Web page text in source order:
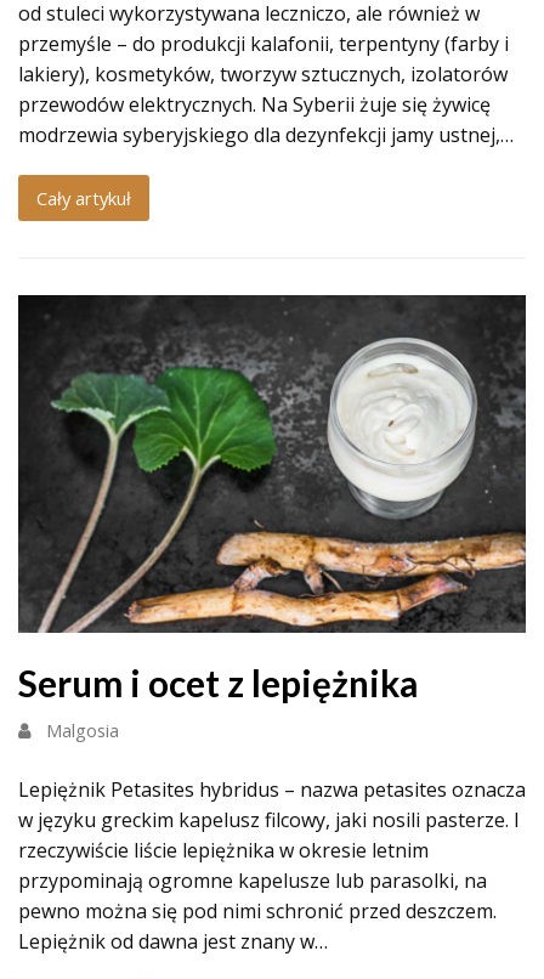
od stuleci wykorzystywana leczniczo, ale również w
przemyśle – do produkcji kalafonii, terpentyny (farby i
lakiery), kosmetyków, tworzyw sztucznych, izolatorów
przewodów elektrycznych. Na Syberii żuje się żywicę
modrzewia syberyjskiego dla dezynfekcji jamy ustnej,…
Cały artykuł
Serum i ocet z lepiężnika
Malgosia
Lepiężnik Petasites hybridus – nazwa petasites oznacza
w języku greckim kapelusz filcowy, jaki nosili pasterze. I
rzeczywiście liście lepiężnika w okresie letnim
przypominają ogromne kapelusze lub parasolki, na
pewno można się pod nimi schronić przed deszczem.
Lepiężnik od dawna jest znany w…